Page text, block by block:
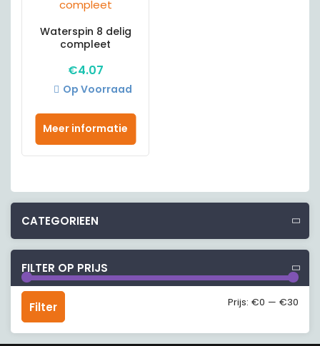
Waterspin 8 delig
compleet
€4.07
Meer informatie
Op Voorraad
CATEGORIEEN
FILTER OP PRIJS
Min.
prijs
Max.
prijs
Filter Prijs: €0 — €30